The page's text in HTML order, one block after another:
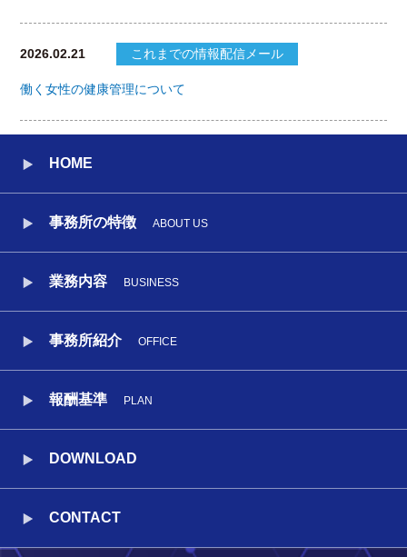
2026.02.21 これまでの情報配信メール
働く女性の健康管理について
HOME
事務所の特徴 ABOUT US
業務内容 BUSINESS
事務所紹介 OFFICE
報酬基準 PLAN
DOWNLOAD
CONTACT